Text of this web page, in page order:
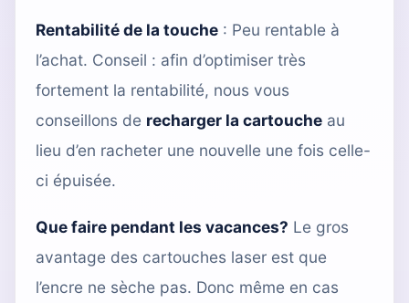
Rentabilité de la touche : Peu rentable à
l’achat. Conseil : afin d’optimiser très
fortement la rentabilité, nous vous
conseillons de recharger la cartouche au
lieu d’en racheter une nouvelle une fois celle-
ci épuisée.
Que faire pendant les vacances? Le gros
avantage des cartouches laser est que
l’encre ne sèche pas. Donc même en cas